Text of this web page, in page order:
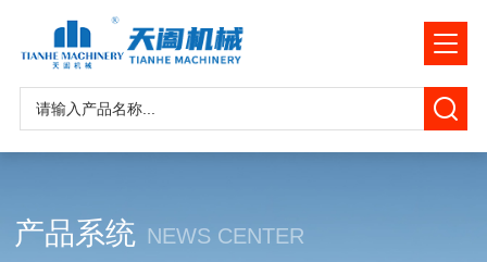
产品系统 NEWS CENTER